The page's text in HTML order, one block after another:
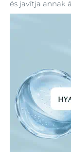
és javítja annak